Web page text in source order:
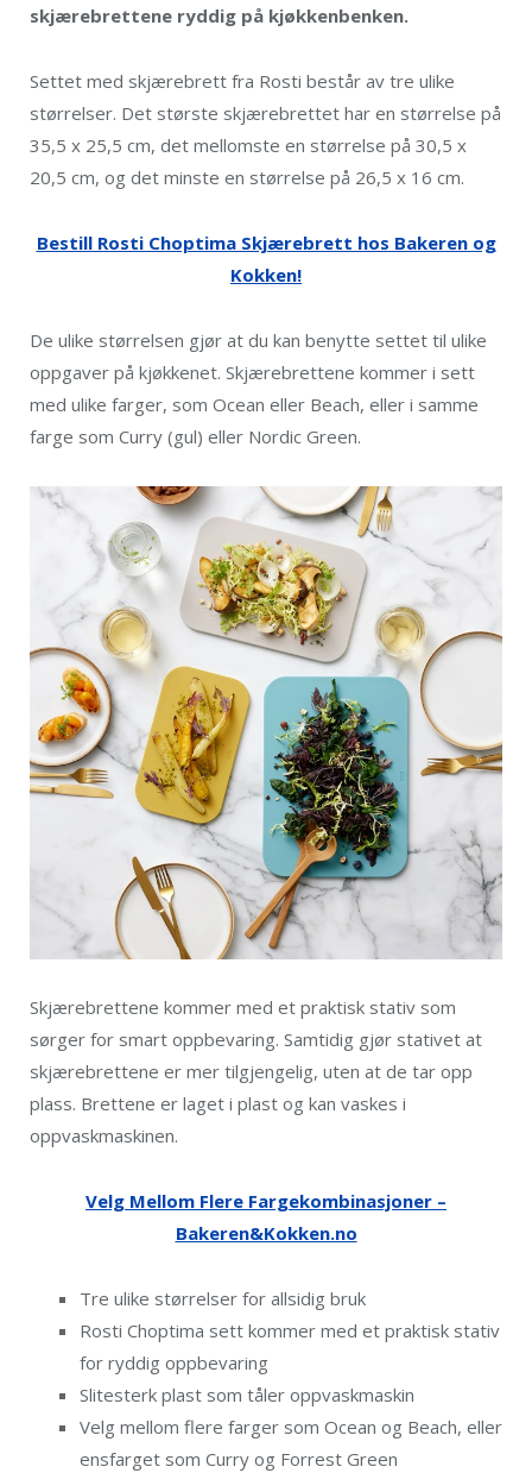
skjærebrettene ryddig på kjøkkenbenken.
Settet med skjærebrett fra Rosti består av tre ulike
størrelser. Det største skjærebrettet har en størrelse på
35,5 x 25,5 cm, det mellomste en størrelse på 30,5 x
20,5 cm, og det minste en størrelse på 26,5 x 16 cm.
Bestill Rosti Choptima Skjærebrett hos Bakeren og
Kokken!
De ulike størrelsen gjør at du kan benytte settet til ulike
oppgaver på kjøkkenet. Skjærebrettene kommer i sett
med ulike farger, som Ocean eller Beach, eller i samme
farge som Curry (gul) eller Nordic Green.
Skjærebrettene kommer med et praktisk stativ som
sørger for smart oppbevaring. Samtidig gjør stativet at
skjærebrettene er mer tilgjengelig, uten at de tar opp
plass. Brettene er laget i plast og kan vaskes i
oppvaskmaskinen.
Velg Mellom Flere Fargekombinasjoner –
Bakeren&Kokken.no
Tre ulike størrelser for allsidig bruk
Rosti Choptima sett kommer med et praktisk stativ
for ryddig oppbevaring
Slitesterk plast som tåler oppvaskmaskin
Velg mellom flere farger som Ocean og Beach, eller
ensfarget som Curry og Forrest Green